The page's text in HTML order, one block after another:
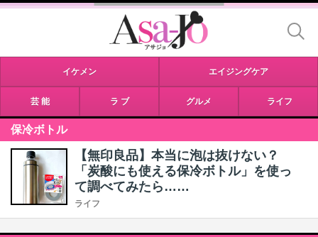
イケメン エイジングケア
芸 能 ラ ブ グルメ ライフ
保冷ボトル
【無印良品】本当に泡は抜けない？
「炭酸にも使える保冷ボトル」を使っ
て調べてみたら……
ライフ